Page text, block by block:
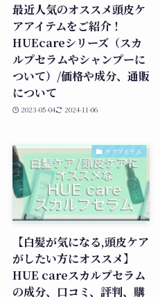
最近人気のオススメ頭皮ケ
アアイテムをご紹介！
HUEcareシリーズ（スカ
ルプセラムやシャンプーに
ついて）/価格や成分、通販
について
2023-05-04 2024-11-06
ケアアイテム
【白髪が気になる,頭皮ケア
がしたい方にオススメ】
HUE careスカルプセラム
の成分、口コミ、評判、購